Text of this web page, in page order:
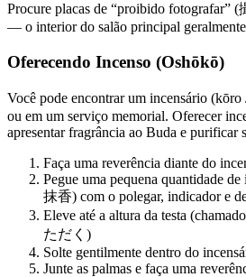
Procure placas de “proibido fotografar”
— o interior do salão principal
Oferecendo Incenso (Oshōkō)
Você pode encontrar um incensário
ou em um serviço memorial. Oferecer
apresentar fragrância ao Buda e purificar
Faça uma reverência diante do
Pegue uma pequena quantidade
抹香) com o polegar, indicador e
Eleve até a altura da testa
ただく)
Solte gentilmente dentro do
Junte as palmas e faça uma